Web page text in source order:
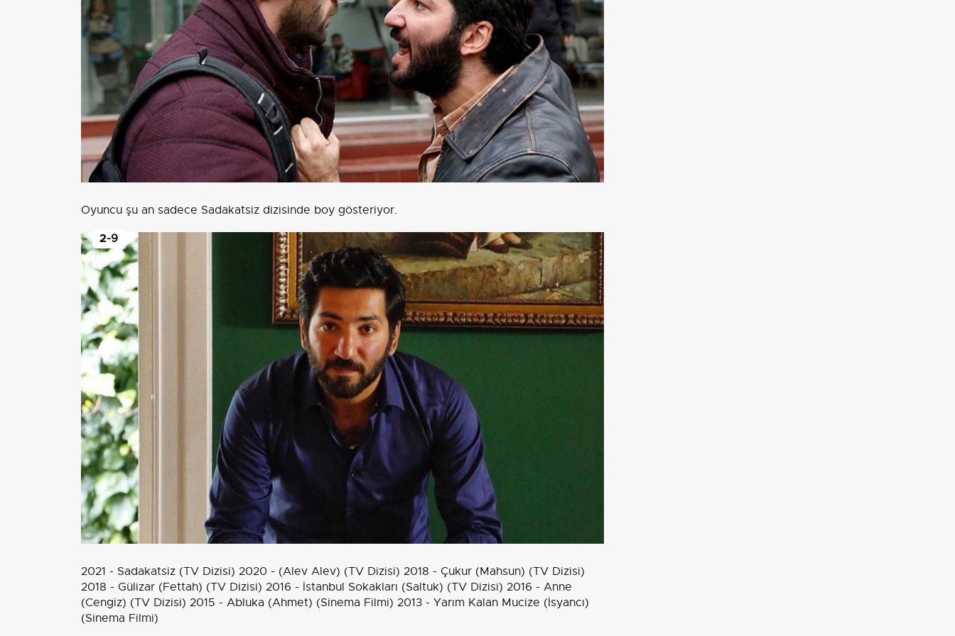
Oyuncu şu an sadece Sadakatsiz dizisinde boy gösteriyor.
2021 - Sadakatsiz (TV Dizisi) 2020 - (Alev Alev) (TV Dizisi) 2018 - Çukur (Mahsun) (TV Dizisi)
2018 - Gülizar (Fettah) (TV Dizisi) 2016 - İstanbul Sokakları (Saltuk) (TV Dizisi) 2016 - Anne
(Cengiz) (TV Dizisi) 2015 - Abluka (Ahmet) (Sinema Filmi) 2013 - Yarım Kalan Mucize (İsyancı)
(Sinema Filmi)
2-9